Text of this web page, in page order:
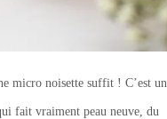
micro noisette suffit ! C’est un
fait vraiment peau neuve, du